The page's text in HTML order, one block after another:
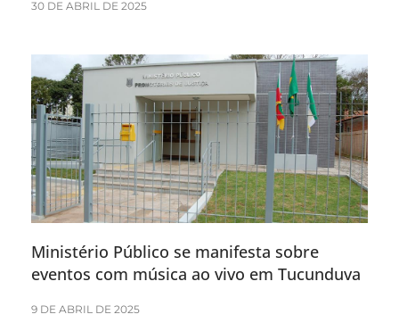
30 DE ABRIL DE 2025
Ministério Público se manifesta sobre
eventos com música ao vivo em Tucunduva
9 DE ABRIL DE 2025